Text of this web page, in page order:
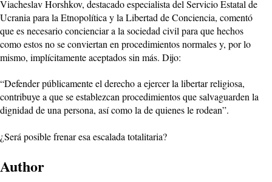
Viacheslav Horshkov, destacado especialista del Servicio Estatal de
Ucrania para la Etnopolítica y la Libertad de Conciencia, comentó
que es necesario concienciar a la sociedad civil para que hechos
como estos no se conviertan en procedimientos normales y, por lo
mismo, implícitamente aceptados sin más. Dijo:
“Defender públicamente el derecho a ejercer la libertar religiosa,
contribuye a que se establezcan procedimientos que salvaguarden la
dignidad de una persona, así como la de quienes le rodean”.
¿Será posible frenar esa escalada totalitaria?
Author